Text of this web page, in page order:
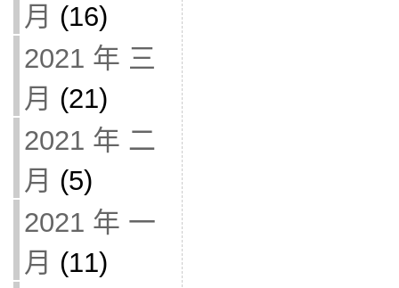
月 (16)
2021 年 三
月 (21)
2021 年 二
月 (5)
2021 年 一
月 (11)